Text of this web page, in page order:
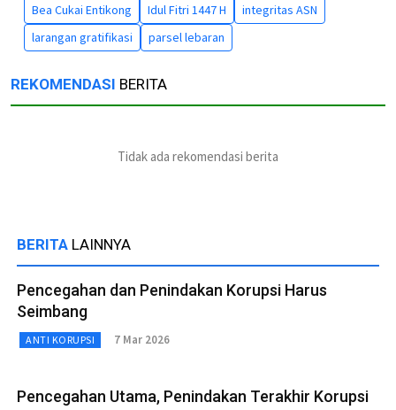
Bea Cukai Entikong Idul Fitri 1447 H
integritas ASN
larangan gratifikasi
parsel lebaran
REKOMENDASI BERITA
Tidak ada rekomendasi berita
BERITA LAINNYA
Pencegahan dan Penindakan Korupsi Harus
Seimbang
ANTI KORUPSI 7 Mar 2026
Pencegahan Utama, Penindakan Terakhir Korupsi